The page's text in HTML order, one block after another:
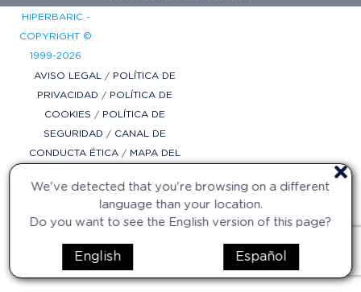
We've detected that you're browsing on a different
language than your location.
Do you want to see the English version of this page?
English Español
HIPERBARIC -
COPYRIGHT ©
1999-2026
AVISO LEGAL / POLÍTICA DE
PRIVACIDAD / POLÍTICA DE
COOKIES / POLÍTICA DE
SEGURIDAD / CANAL DE
CONDUCTA ÉTICA / MAPA DEL
COOKIES
POR
DIFADI.COM